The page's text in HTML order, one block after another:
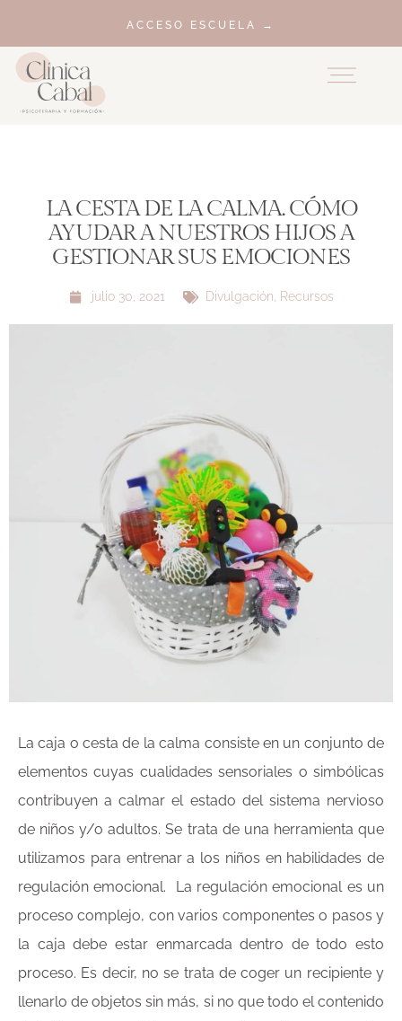
ACCESO ESCUELA →
LA CESTA DE LA CALMA. CÓMO
AYUDAR A NUESTROS HIJOS A
GESTIONAR SUS EMOCIONES
julio 30, 2021 Divulgación Recursos
La caja o cesta de la calma consiste en un conjunto de
elementos cuyas cualidades sensoriales o simbólicas
contribuyen a calmar el estado del sistema nervioso
de niños y/o adultos. Se trata de una herramienta que
utilizamos para entrenar a los niños en habilidades de
regulación emocional. La regulación emocional es un
proceso complejo, con varios componentes o pasos y
la caja debe estar enmarcada dentro de todo esto
proceso. Es decir, no se trata de coger un recipiente y
llenarlo de objetos sin más, si no que todo el contenido